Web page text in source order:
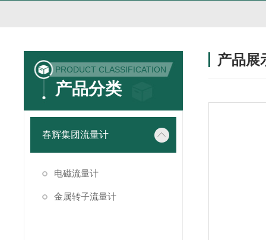
PRODUCT CLASSIFICATION
产品分类
春辉集团流量计
电磁流量计
金属转子流量计
产品展